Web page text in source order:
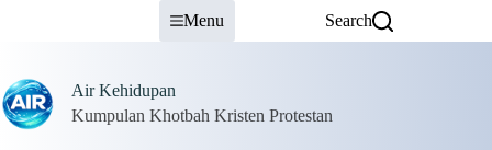
Menu Search
Air Kehidupan
Kumpulan Khotbah Kristen Protestan